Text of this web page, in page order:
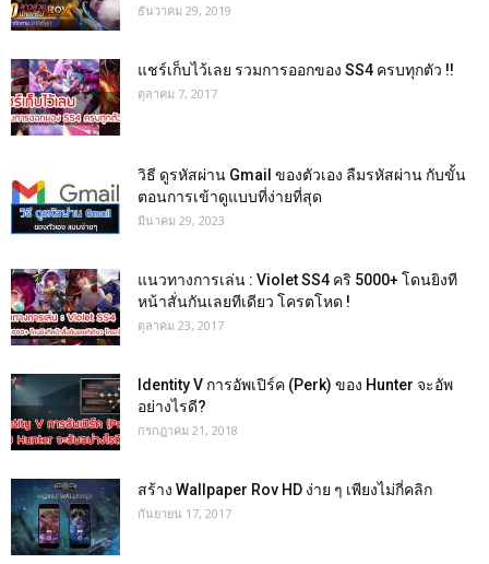
ธันวาคม 29, 2019
แชร์เก็บไว้เลย รวมการออกของ SS4 ครบทุกตัว !!
ตุลาคม 7, 2017
วิธี ดูรหัสผ่าน Gmail ของตัวเอง ลืมรหัสผ่าน กับขั้น
ตอนการเข้าดูแบบที่ง่ายที่สุด
มีนาคม 29, 2023
แนวทางการเล่น : Violet SS4 คริ 5000+ โดนยิงที
หน้าสั่นกันเลยทีเดียว โครตโหด !
ตุลาคม 23, 2017
Identity V การอัพเปิร์ค (Perk) ของ Hunter จะอัพ
อย่างไรดี?
กรกฎาคม 21, 2018
สร้าง Wallpaper Rov HD ง่าย ๆ เพียงไม่กี่คลิก
กันยายน 17, 2017